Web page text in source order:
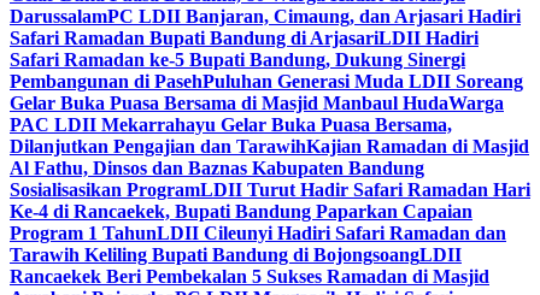
DarussalamPC LDII Banjaran, Cimaung, dan Arjasari Hadiri
Safari Ramadan Bupati Bandung di ArjasariLDII Hadiri
Safari Ramadan ke-5 Bupati Bandung, Dukung Sinergi
Pembangunan di PasehPuluhan Generasi Muda LDII Soreang
Gelar Buka Puasa Bersama di Masjid Manbaul HudaWarga
PAC LDII Mekarrahayu Gelar Buka Puasa Bersama,
Dilanjutkan Pengajian dan TarawihKajian Ramadan di Masjid
Al Fathu, Dinsos dan Baznas Kabupaten Bandung
Sosialisasikan ProgramLDII Turut Hadir Safari Ramadan Hari
Ke-4 di Rancaekek, Bupati Bandung Paparkan Capaian
Program 1 TahunLDII Cileunyi Hadiri Safari Ramadan dan
Tarawih Keliling Bupati Bandung di BojongsoangLDII
Rancaekek Beri Pembekalan 5 Sukses Ramadan di Masjid